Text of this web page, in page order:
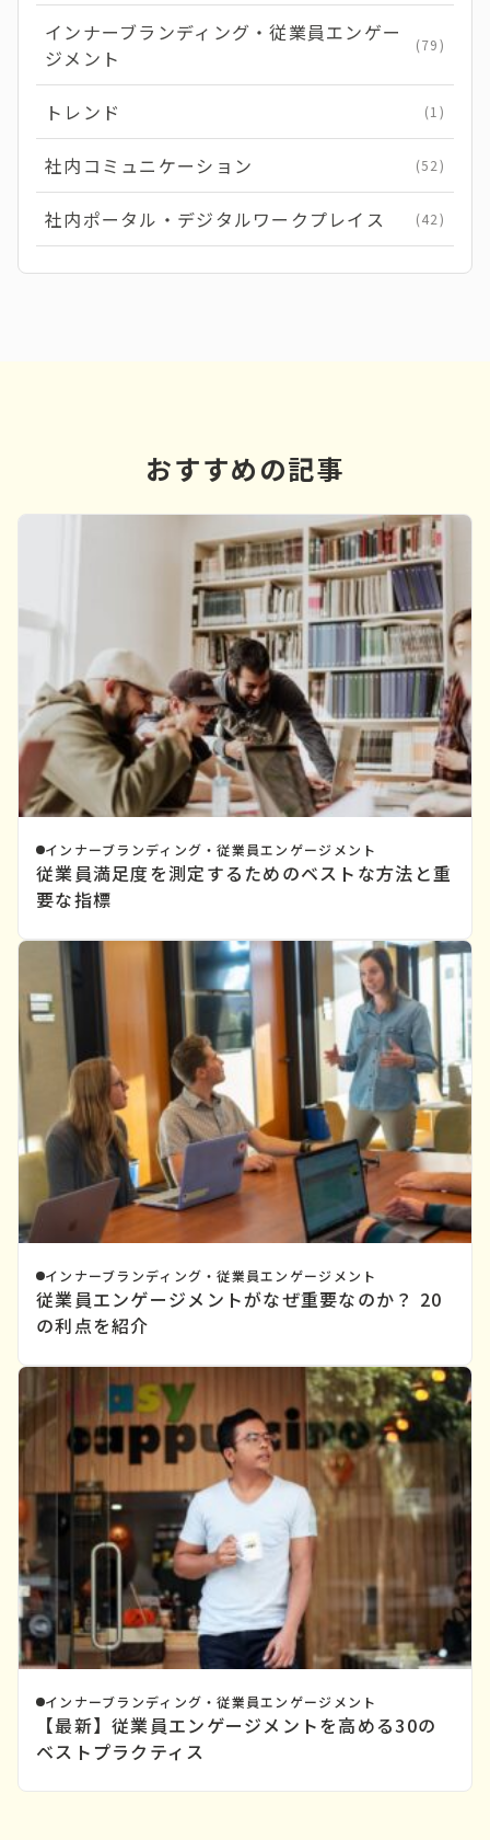
インナーブランディング・従業員エンゲー
ジメント
(79)
トレンド (1)
社内コミュニケーション (52)
社内ポータル・デジタルワークプレイス (42)
おすすめの記事
従業員満足度を測定するためのベストな方法と重
要な指標
インナーブランディング・従業員エンゲージメント
従業員エンゲージメントがなぜ重要なのか？ 20
の利点を紹介
インナーブランディング・従業員エンゲージメント
【最新】従業員エンゲージメントを高める30の
ベストプラクティス
インナーブランディング・従業員エンゲージメント